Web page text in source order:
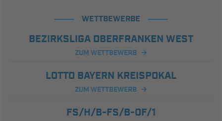
WETTBEWERBE
BEZIRKSLIGA OBERFRANKEN WEST
ZUM WETTBEWERB
LOTTO BAYERN KREISPOKAL
ZUM WETTBEWERB
FS/H/B-FS/B-OF/1